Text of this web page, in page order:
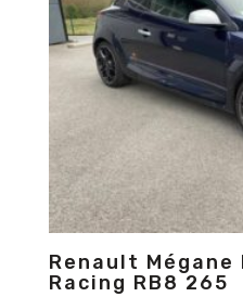
Renault Mégane
Racing RB8 265